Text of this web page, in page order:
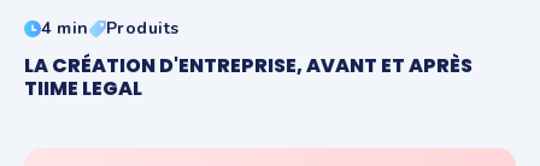
4 min Produits
LA CRÉATION D'ENTREPRISE, AVANT ET APRÈS
TIIME LEGAL